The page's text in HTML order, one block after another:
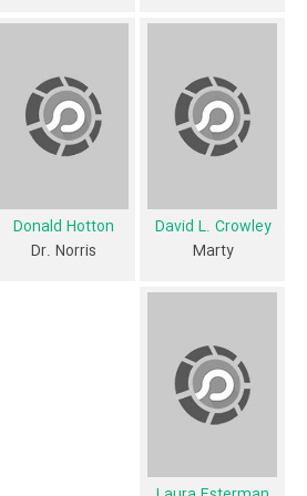
گفت آثار مرتبط فیلم Children of the Night عبارت است از: .
the Night به طور متوسط فعالیت 3ام بازیگران این اثر است.
Wallace Langham
همچنینRobert Markowitz
همکاری خود با بازیگرانی چون
HottonوMarta Kober
David L. Crowley
Marty
Donald Hotton
Dr. Norris